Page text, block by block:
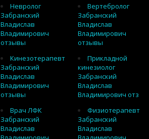
Невролог
Забранский
Владислав
Владимирович
отзывы
Вертебролог
Забранский
Владислав
Владимирович
отзывы
Кинезотерапевт
Забранский
Владислав
Владимирович
отзывы
Прикладной
кинезиолог
Забранский
Владислав
Владимирович отз
Врач ЛФК
Забранский
Владислав
Физиотерапевт
Забранский
Владислав